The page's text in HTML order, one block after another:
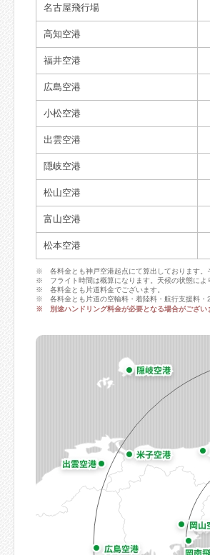
名古屋飛行場
高知空港
福井空港
広島空港
小松空港
出雲空港
隠岐空港
松山空港
富山空港
松本空港
※ 各料金とも神戸空港起点にて算出しております。
※ フライト時間は概算になります。天候の状態によ
※ 各料金とも片道料金でございます。
※ 各料金とも片道の空輸料・着陸料・航行支援料・2
※ 別途ハンドリング料金が必要となる場合がござい